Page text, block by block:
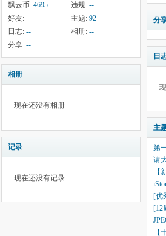
飘云币: 4695 违规: --
好友: -- 主题: 92
日志: -- 相册: --
分享: --
相册
现在还没有相册
记录
现在还没有记录
分
日
主
第
请
【
[优
[12
【